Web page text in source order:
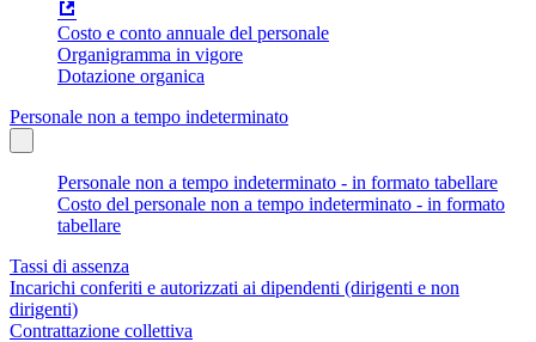
Costo e conto annuale del personale
Organigramma in vigore
Dotazione organica
Personale non a tempo indeterminato
Personale non a tempo indeterminato - in formato tabellare
Costo del personale non a tempo indeterminato - in formato
tabellare
Tassi di assenza
Incarichi conferiti e autorizzati ai dipendenti (dirigenti e non
dirigenti)
Contrattazione collettiva